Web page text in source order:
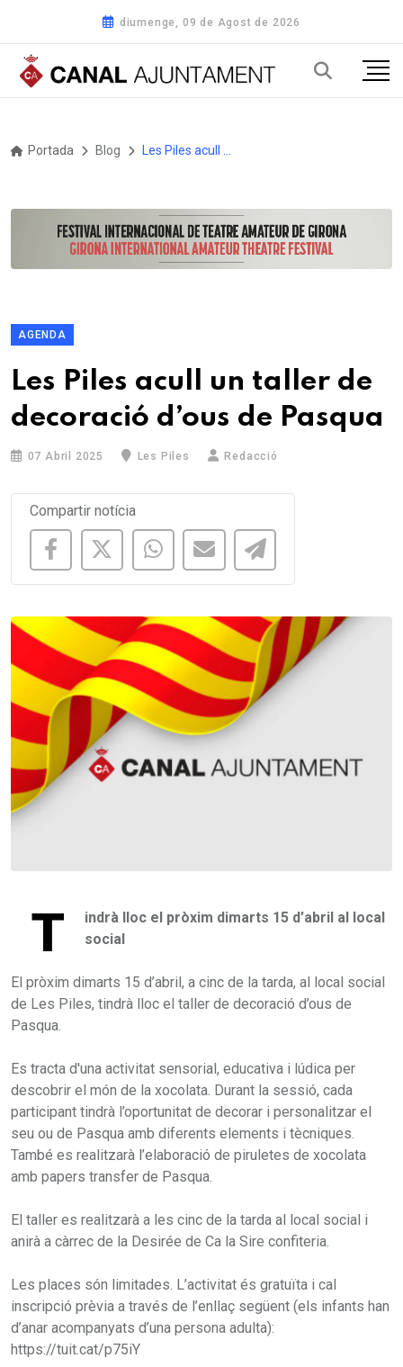
diumenge, 09 de Agost de 2026
Portada Blog
AGENDA
Les Piles acull un taller de
decoració d’ous de Pasqua
07 Abril 2025 Les Piles Redacció
Compartir notícia
T
indrà lloc el pròxim dimarts 15 d’abril al local
social
El pròxim dimarts 15 d’abril, a cinc de la tarda, al local social
de Les Piles, tindrà lloc el taller de decoració d’ous de
Pasqua.
Es tracta d'una activitat sensorial, educativa i lúdica per
descobrir el món de la xocolata. Durant la sessió, cada
participant tindrà l’oportunitat de decorar i personalitzar el
seu ou de Pasqua amb diferents elements i tècniques.
També es realitzarà l’elaboració de piruletes de xocolata
amb papers transfer de Pasqua.
El taller es realitzarà a les cinc de la tarda al local social i
anirà a càrrec de la Desirée de Ca la Sire confiteria.
Les places són limitades. L’activitat és gratuïta i cal
inscripció prèvia a través de l’enllaç següent (els infants han
d’anar acompanyats d’una persona adulta):
https://tuit.cat/p75iY